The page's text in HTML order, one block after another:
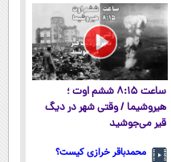
ساعت ۸:۱۵ ششم اوت ؛
هیروشیما / وقتی شهر در دیگ
قیر می‌جوشید
محمدباقر خرازی کیست؟